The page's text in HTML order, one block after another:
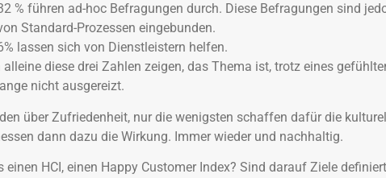
% führen ad-hoc Befragungen durch. Diese Befragungen sind
Standard-Prozessen eingebunden.
lassen sich von Dienstleistern helfen.
alleine diese drei Zahlen zeigen, das Thema ist, trotz eines
nicht ausgereizt.
über Zufriedenheit, nur die wenigsten schaffen dafür die
dann dazu die Wirkung. Immer wieder und nachhaltig.
einen HCI, einen Happy Customer Index? Sind darauf Ziele